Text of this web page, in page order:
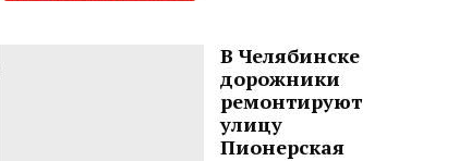
В Челябинске
дорожники
ремонтируют
улицу
Пионерская